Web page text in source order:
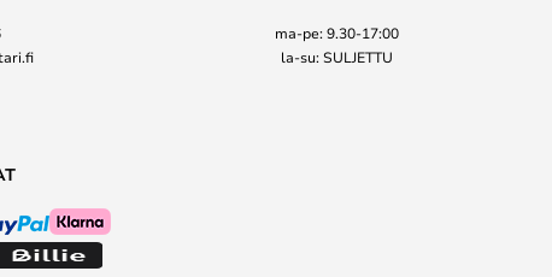
ma-pe: 9.30-17:00
la-su: SULJETTU